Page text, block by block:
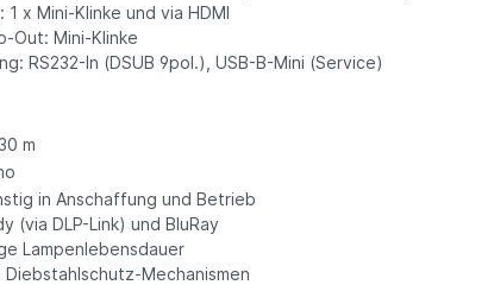
1 x Mini-Klinke und via HDMI
Out: Mini-Klinke
RS232-In (DSUB 9pol.), USB-B-Mini (Service)
m
in Anschaffung und Betrieb
(via DLP-Link) und BluRay
Lampenlebensdauer
Diebstahlschutz-Mechanismen